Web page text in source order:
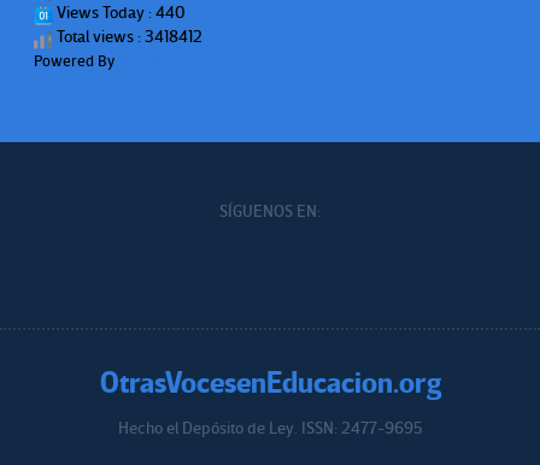
Views Today : 440
Total views : 3418412
Powered By
SÍGUENOS EN:
OtrasVocesenEducacion.org
Hecho el Depósito de Ley. ISSN: 2477-9695